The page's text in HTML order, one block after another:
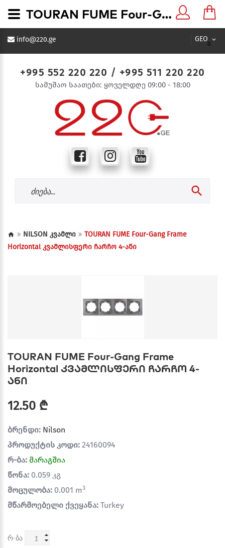
GEO
0
info@220.ge
+995 552 220 220 / +995 511 220 220
სამუშაო საათები: ყოველდღე 09:00 - 18:00
NILSON კვამლი
TOURAN FUME Four-Gang Frame
Horizontal კვამლისფერი ჩარჩო 4-ანი
TOURAN FUME Four-Gang Frame
Horizontal კვამლისფერი ჩარჩო 4-
ანი
12.50 ₾
ბრენდი: Nilson
პროდუქტის კოდი: 24160094
რ-ბა: მარაგშია
წონა: 0.059 კგ
მოცულობა: 0.001 m3
მწარმოებელი ქვეყანა: Turkey
რ-ბა
TOURAN FUME Four-Gang Frame Horizontal კვამლისფერი ჩარჩო 4-ანი - 220.ge